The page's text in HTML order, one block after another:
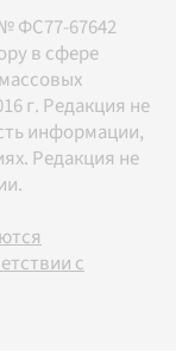
ФС77-67642
в сфере
г. Редакция не
информации,
Редакция не
с